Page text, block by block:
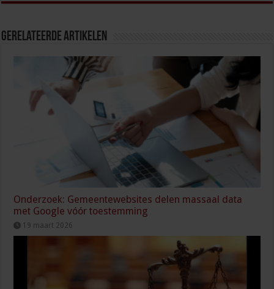
Gerelateerde Artikelen
Onderzoek: Gemeentewebsites delen massaal data
met Google vóór toestemming
19 maart 2026